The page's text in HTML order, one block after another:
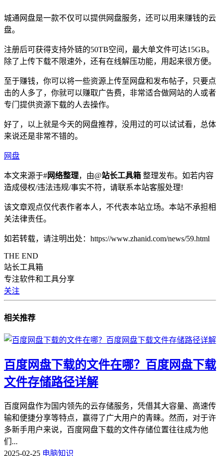
城通网盘是一款不仅可以提供网盘服务，还可以用来赚钱的云
盘。
注册后可获得支持外链的50TB空间，最大单文件可达15GB。
除了上传下载不限速外，还有在线解压功能，用起来很方便。
至于赚钱，你可以将一些资源上传至网盘和发布帖子，只要点
击的人多了，你就可以赚取广告费，非常适合做网站的人或者
专门提供资源下载的人去操作。
好了，以上就是今天的网盘推荐，没用过的可以试试看，总体
来说还是非常不错的。
网盘
本文来源于#网络整理，由@站长工具箱 整理发布。如若内容
造成侵权/违法违规/事实不符，请联系本站客服处理!
该文章观点仅代表作者本人，不代表本站立场。本站不承担相
关法律责任。
如若转载，请注明出处：https://www.zhanid.com/news/59.html
THE END
站长工具箱
专注软件和工具分享
关注
相关推荐
百度网盘下载的文件在哪？百度网盘下载
文件存储路径详解
百度网盘作为国内领先的云存储服务，凭借其大容量、高速传
输和便捷分享等特点，赢得了广大用户的青睐。然而，对于许
多新手用户来说，百度网盘下载的文件存储位置往往成为他
们...
2025-02-25 电脑知识